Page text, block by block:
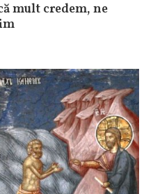
mult credem, ne